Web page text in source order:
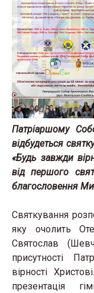
Патріаршому
відбудеться
«Будь завжди
від першого
благословення
Святкування
яку очолить
Святослав
присутності
вірності
презентація